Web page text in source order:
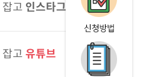
잡고 인스타그램
잡고 유튜브